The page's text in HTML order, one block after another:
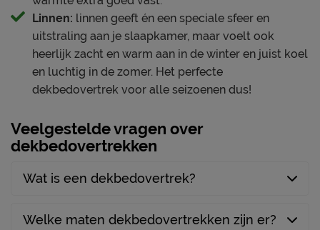
Linnen: linnen geeft én een speciale sfeer en
uitstraling aan je slaapkamer, maar voelt ook
heerlijk zacht en warm aan in de winter en juist koel
en luchtig in de zomer. Het perfecte
dekbedovertrek voor alle seizoenen dus!
Veelgestelde vragen over
dekbedovertrekken
Wat is een dekbedovertrek?
Welke maten dekbedovertrekken zijn er?